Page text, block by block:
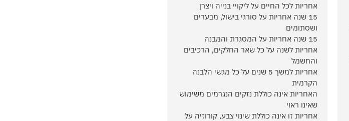
אחריות לכל החיים על ליקויי בנייה ויצרן
15 שנה אחריות על סורגי בישול, מבערים
ושסתומים
15 שנה אחריות על המסגרת והמבנה
אחריות לשנה על כל שאר החלקים, הרכיבים
והחשמל
אחריות למשך 5 שנים על כל מגשי הלבנה
הקרמית
האחריות אינה כוללת נזקים הנגרמים משימוש
שאינו ראוי
אחריות זו אינה כוללת שינוי צבע, קורוזיה על